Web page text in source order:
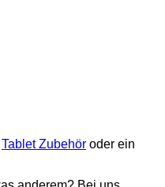
Tablet Zubehör oder ein